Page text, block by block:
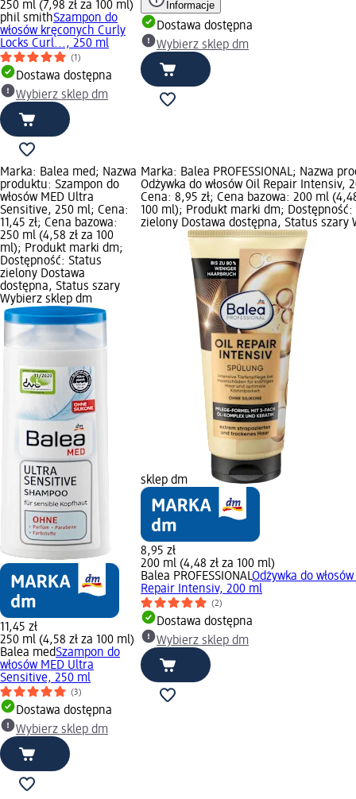
250 ml (7,98 zł za 100 ml)
phil smithSzampon do
włosów kręconych Curly
Locks Curl..., 250 ml
(1)
Dostawa dostępna
Wybierz sklep dm
Informacje
Dostawa dostępna
Wybierz sklep dm
Marka: Balea med; Nazwa
produktu: Szampon do
włosów MED Ultra
Sensitive, 250 ml; Cena:
11,45 zł; Cena bazowa:
250 ml (4,58 zł za 100
ml); Produkt marki dm;
Dostępność: Status
zielony Dostawa
dostępna, Status szary
Wybierz sklep dm
11,45 zł
250 ml (4,58 zł za 100 ml)
Balea medSzampon do
włosów MED Ultra
Sensitive, 250 ml
(3)
Dostawa dostępna
Wybierz sklep dm
Marka: Balea PROFESSIONAL; Nazwa
Odżywka do włosów Oil Repair Intensiv,
Cena: 8,95 zł; Cena bazowa: 200 ml
100 ml); Produkt marki dm; Dostępność:
zielony Dostawa dostępna, Status szary
sklep dm
8,95 zł
200 ml (4,48 zł za 100 ml)
Balea PROFESSIONALOdżywka do
Repair Intensiv, 200 ml
(2)
Dostawa dostępna
Wybierz sklep dm